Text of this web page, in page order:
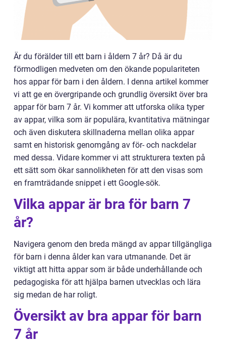
Är du förälder till ett barn i åldern 7 år? Då är du
förmodligen medveten om den ökande populariteten
hos appar för barn i den åldern. I denna artikel kommer
vi att ge en övergripande och grundlig översikt över bra
appar för barn 7 år. Vi kommer att utforska olika typer
av appar, vilka som är populära, kvantitativa mätningar
och även diskutera skillnaderna mellan olika appar
samt en historisk genomgång av för- och nackdelar
med dessa. Vidare kommer vi att strukturera texten på
ett sätt som ökar sannolikheten för att den visas som
en framträdande snippet i ett Google-sök.
Vilka appar är bra för barn 7
år?
Navigera genom den breda mängd av appar tillgängliga
för barn i denna ålder kan vara utmanande. Det är
viktigt att hitta appar som är både underhållande och
pedagogiska för att hjälpa barnen utvecklas och lära
sig medan de har roligt.
Översikt av bra appar för barn
7 år